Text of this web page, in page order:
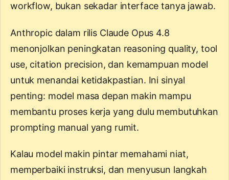
workflow, bukan sekadar interface tanya jawab.
Anthropic dalam rilis Claude Opus 4.8
menonjolkan peningkatan reasoning quality, tool
use, citation precision, dan kemampuan model
untuk menandai ketidakpastian. Ini sinyal
penting: model masa depan makin mampu
membantu proses kerja yang dulu membutuhkan
prompting manual yang rumit.
Kalau model makin pintar memahami niat,
memperbaiki instruksi, dan menyusun langkah